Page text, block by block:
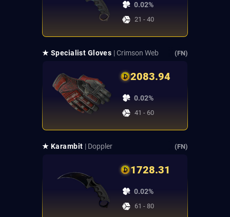
0.02%
21 - 40
★ Specialist Gloves | Crimson Web (FN)
2083.94
0.02%
41 - 60
★ Karambit | Doppler (FN)
1728.31
0.02%
61 - 80